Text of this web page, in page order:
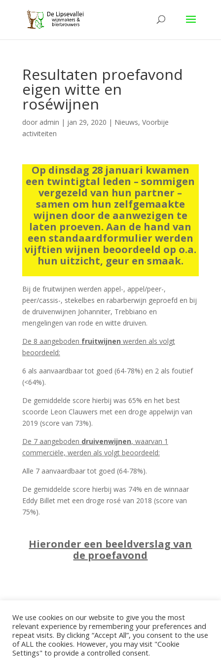
Resultaten proefavond
eigen witte en
roséwijnen
door admin | jan 29, 2020 | Nieuws, Voorbije
activiteiten
Op dinsdag 28 januari kwamen
een twintigtal leden – sommigen
vergezeld van hun partner –
samen om hun zelfgemaakte
wijnen door de aanwezigen te
laten proeven. Aan de hand van
een standaardformulier werden
vijftien wijnen beoordeeld op o.a.
hun uitzicht, geur en smaak.
Bij de fruitwijnen werden appel-, appel/peer-,
peer/cassis-, stekelbes en rabarberwijn geproefd en bij
de druivenwijnen Johanniter, Trebbiano en
mengelingen van rode en witte druiven.
De 8 aangeboden fruitwijnen werden als volgt
beoordeeld:
6 als aanvaardbaar tot goed (64-78%) en 2 als foutief
(<64%).
De gemiddelde score hierbij was 65% en het best
scoorde Leon Clauwers met een droge appelwijn van
2019 (score van 73%).
De 7 aangeboden druivenwijnen, waarvan 1
commerciële, werden als volgt beoordeeld:
Alle 7 aanvaardbaar tot goed (64-78%).
De gemiddelde score hierbij was 74% en de winnaar
Eddy Billet met een droge rosé van 2018 (score van
75%).
Hieronder een beeldverslag van
de proefavond
We use cookies on our website to give you the most
relevant experience by remembering your preferences and
repeat visits. By clicking “Accept All”, you consent to the use
of ALL the cookies. However, you may visit "Cookie
Settings" to provide a controlled consent.